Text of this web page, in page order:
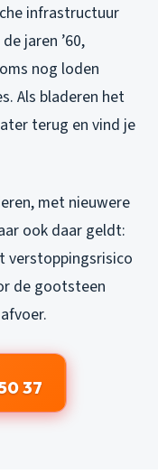
infrastructuur
jaren ’60,
nog loden
Als bladeren het
terug en vind je
met nieuwere
ook daar geldt:
verstoppingsrisico
de gootsteen
37